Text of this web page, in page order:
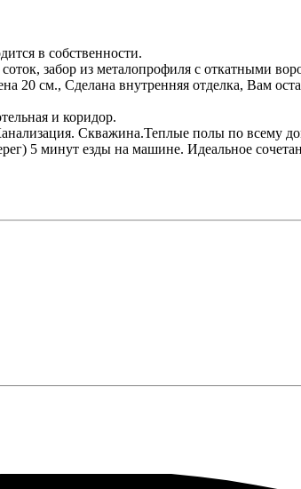
в собственности.
забор из металопрофиля с откатными
см., Сделана внутренняя отделка, Вам
и коридор.
Скважина.Теплые полы по всему
5 минут езды на машине. Идеальное